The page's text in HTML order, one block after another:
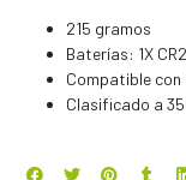
215 gramos
Baterías: 1X
Compatible
Clasificado a